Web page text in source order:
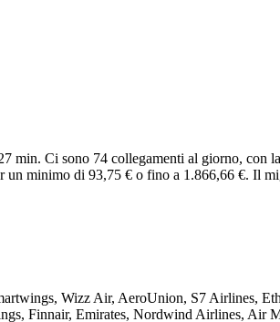
min. Ci sono 74 collegamenti al giorno, con
minimo di 93,75 € o fino a 1.866,66 €. Il
Wizz Air, AeroUnion, S7 Airlines,
Finnair, Emirates, Nordwind Airlines, Air